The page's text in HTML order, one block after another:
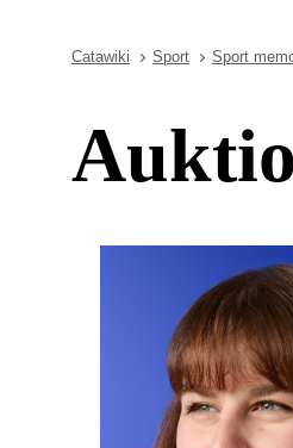
Catawiki Sport Sport